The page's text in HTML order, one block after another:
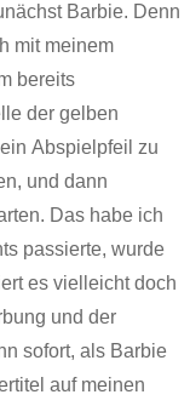
Barbie. Denn
mit meinem
bereits
der gelben
Abspielpfeil zu
und dann
Das habe ich
passierte, wurde
es vielleicht doch
und der
sofort, als Barbie
auf meinen